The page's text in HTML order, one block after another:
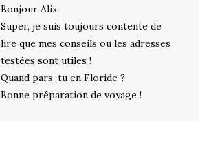
Bonjour Alix,
Super, je suis toujours contente de
lire que mes conseils ou les adresses
testées sont utiles !
Quand pars-tu en Floride ?
Bonne préparation de voyage !